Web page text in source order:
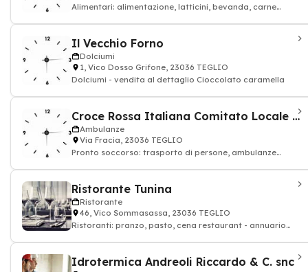
Alimentari: alimentazione, latticini, bevanda, carne
Il Vecchio Forno
Dolciumi
1, Vico Dosso Grifone, 23036 TEGLIO
Dolciumi - vendita al dettaglio Cioccolato caramella
Croce Rossa Italiana Comitato Locale Di Sondrio
Ambulanze
Via Fracia, 23036 TEGLIO
Pronto soccorso: trasporto di persone, ambulanze
Ristorante Tunina
Ristorante
46, Vico Sommasassa, 23036 TEGLIO
Ristoranti: pranzo, pasto, cena restaurant - annuario
Idrotermica Andreoli Riccardo & C. snc